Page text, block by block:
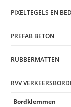
PIXELTEGELS EN
PREFAB BETON
RUBBERMATTEN
RVV
Bordklemmen